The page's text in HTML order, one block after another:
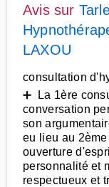
Avis sur
LAXOU
consultation
➕ La 1ère
conversation
son
eu lieu au
ouverture
personnalité et
respectueux et